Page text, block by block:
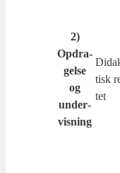
2)
Opdra­
gel­se
og
under­
vis­ning
tisk
tet